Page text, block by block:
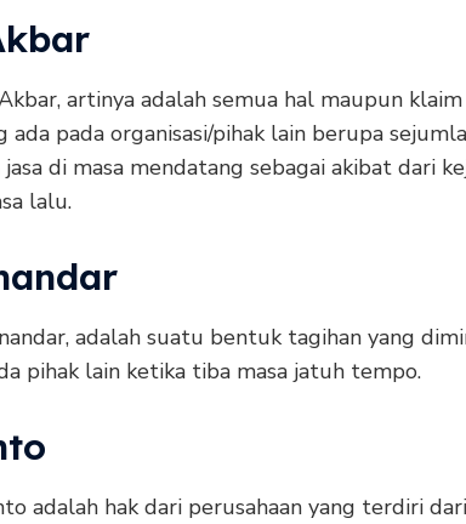
artinya adalah semua hal maupun klaim
ada pada organisasi/pihak lain berupa
di masa mendatang sebagai akibat dari
lalu.
adalah suatu bentuk tagihan yang
pihak lain ketika tiba masa jatuh tempo.
adalah hak dari perusahaan yang terdiri